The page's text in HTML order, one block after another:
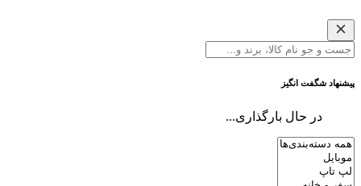
پیشنهاد شگفت انگیز
در حال بارگذاری...